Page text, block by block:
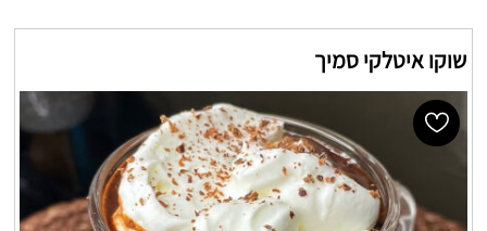
שוקו איטלקי סמיך